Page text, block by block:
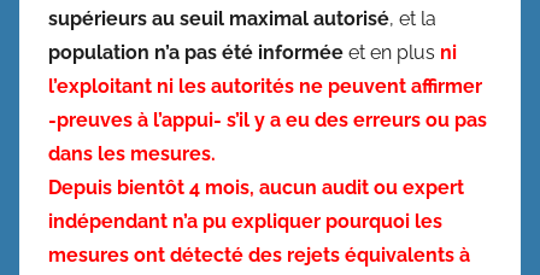
supérieurs au seuil maximal autorisé, et la
population n’a pas été informée et en plus ni
l’exploitant ni les autorités ne peuvent affirmer
-preuves à l’appui- s’il y a eu des erreurs ou pas
dans les mesures.
Depuis bientôt 4 mois, aucun audit ou expert
indépendant n’a pu expliquer pourquoi les
mesures ont détecté des rejets équivalents à